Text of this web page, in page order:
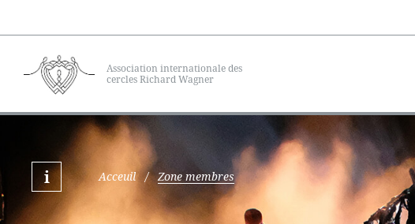
Association internationale des
cercles Richard Wagner
Acceuil / Zone membres